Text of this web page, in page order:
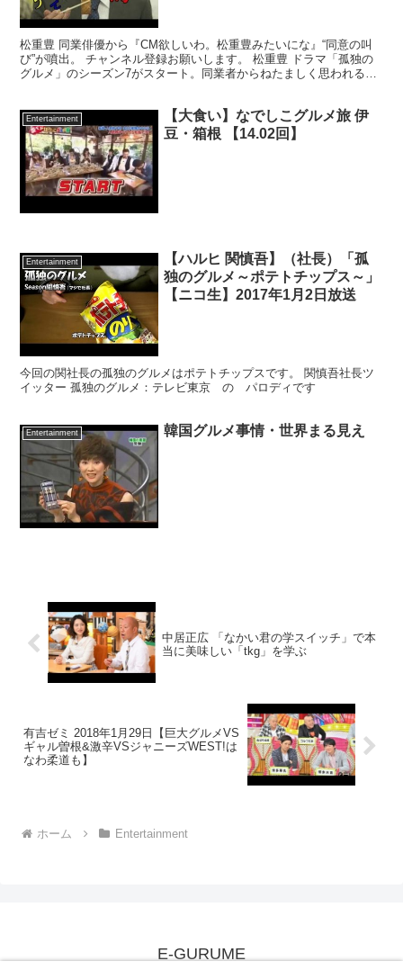
松重豊 同業俳優から『CM欲しいわ。松重豊みたいにな』“同意の叫
び”が噴出。 チャンネル登録お願いします。 松重豊 ドラマ「孤独の
グルメ」のシーズン7がスタート。同業者からねたましく思われる理
Entertainment
【大食い】なでしこグルメ旅 伊
豆・箱根 【14.02回】
Entertainment
【ハルヒ 関慎吾】（社長）「孤
独のグルメ～ポテトチップス～」
【ニコ生】2017年1月2日放送
今回の関社長の孤独のグルメはポテトチップスです。 関慎吾社長ツ
イッター 孤独のグルメ：テレビ東京 の パロディです
Entertainment 韓国グルメ事情・世界まる見え
中居正広 「なかい君の学スイッチ」で本
当に美味しい「tkg」を学ぶ
有吉ゼミ 2018年1月29日【巨大グルメVS
ギャル曽根&激辛VSジャニーズWEST!は
なわ柔道も】
ホーム Entertainment
E-GURUME